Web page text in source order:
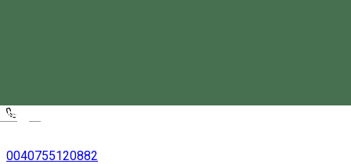
Magyar
0040755120882